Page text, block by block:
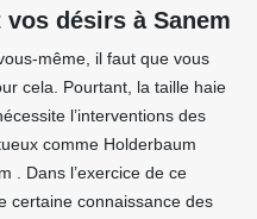
désirs à Sanem
même, il faut que vous
cela. Pourtant, la taille haie
l’interventions des
comme Holderbaum
. Dans l’exercice de ce
certaine connaissance des